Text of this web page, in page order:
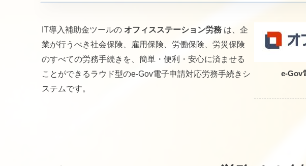
IT導入補助金ツールの オフィスステーション労務 は、企
業が行うべき社会保険、雇用保険、労働保険、労災保険
のすべての労務手続きを、簡単・便利・安心に済ませる
ことができるラウド型のe-Gov電子申請対応労務手続きシ
ステムです。
e-Gov